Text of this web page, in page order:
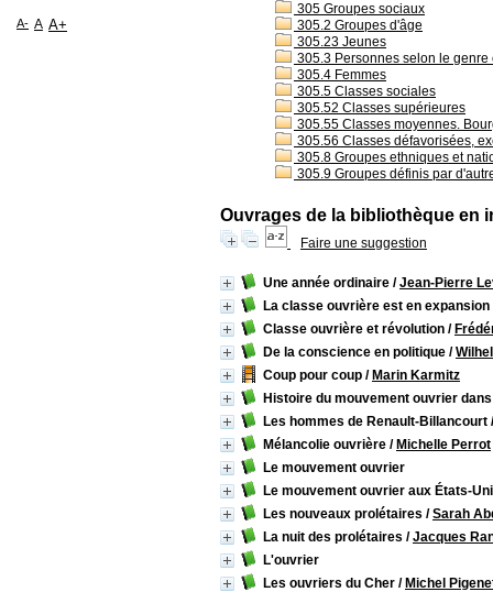
305 Groupes sociaux
305.2 Groupes d'âge
305.23 Jeunes
305.3 Personnes selon le genre
305.4 Femmes
305.5 Classes sociales
305.52 Classes supérieures
305.55 Classes moyennes.
305.56 Classes défavorisées,
305.8 Groupes ethniques et
305.9 Groupes définis par
Ouvrages de la bibliothèque en
Faire une suggestion
Une année ordinaire /Jean-Pierre
La classe ouvrière est en
Classe ouvrière et révolution /
De la conscience en politique /
Coup pour coup / Marin Karmitz
Histoire du mouvement ouvrier
Les hommes de Renault-Billancourt
Mélancolie ouvrière / Michelle Perrot
Le mouvement ouvrier
Le mouvement ouvrier aux États-
Les nouveaux prolétaires /Sarah
La nuit des prolétaires /Jacques
L'ouvrier
Les ouvriers du Cher / Michel
A- A A+